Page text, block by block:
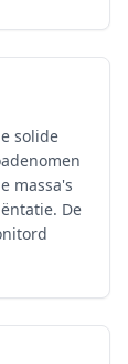
solide
massa's
De